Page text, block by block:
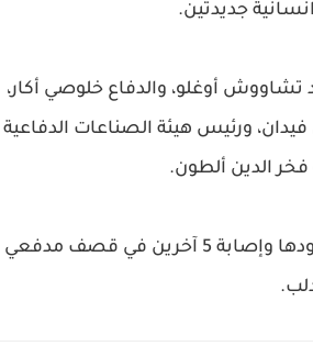
جديدتين.
تشاووش أوغلو، والدفاع خلوصي أكار،
ورئيس هيئة الصناعات الدفاعية
فخر الدين ألطون.
وفي وقت سابق الإثنين، أعلنت وزارة الدفاع التركية استشهاد 5 من جنودها وإصابة 5 آخرين في قصف مدفعي